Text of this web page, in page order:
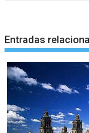
Entradas